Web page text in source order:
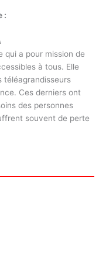
:
qui a pour mission de
à tous. Elle
téléagrandisseurs
Ces derniers ont
des personnes
souvent de perte